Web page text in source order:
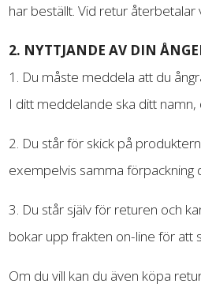
har beställt. Vid retur
2. NYTTJANDE AV DIN
1. Du måste meddela att du
I ditt meddelande ska ditt
2. Du står för skick på
exempelvis samma förpackning
3. Du står själv för returen och
bokar upp frakten on-line för att
Om du vill kan du även köpa